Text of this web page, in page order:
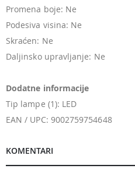
Promena boje: Ne
Podesiva visina: Ne
Skraćen: Ne
Daljinsko upravljanje: Ne
Dodatne informacije
Tip lampe (1): LED
EAN / UPC: 9002759754648
KOMENTARI